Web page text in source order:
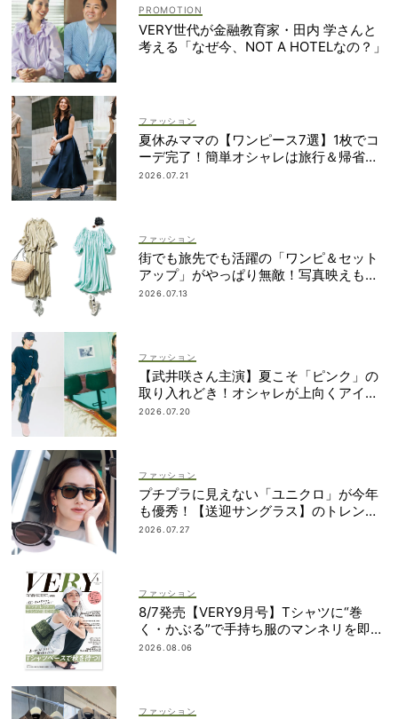
VERY世代が金融教育家・田内 学さんと
考える「なぜ今、NOT A HOTELなの？」
ファッション
夏休みママの【ワンピース7選】1枚でコ
ーデ完了！簡単オシャレは旅行＆帰省に
も
2026.07.21
ファッション
街でも旅先でも活躍の「ワンピ＆セット
アップ」がやっぱり無敵！写真映えも着
回し力も◎
2026.07.13
ファッション
【武井咲さん主演】夏こそ「ピンク」の
取り入れどき！オシャレが上向くアイデ
ィア6選
2026.07.20
ファッション
プチプラに見えない「ユニクロ」が今年
も優秀！【送迎サングラス】のトレンド
は“黒”のフレーム
2026.07.27
ファッション
8/7発売【VERY9月号】Tシャツに“巻
く・かぶる”で手持ち服のマンネリを即解
決！
2026.08.06
ファッション